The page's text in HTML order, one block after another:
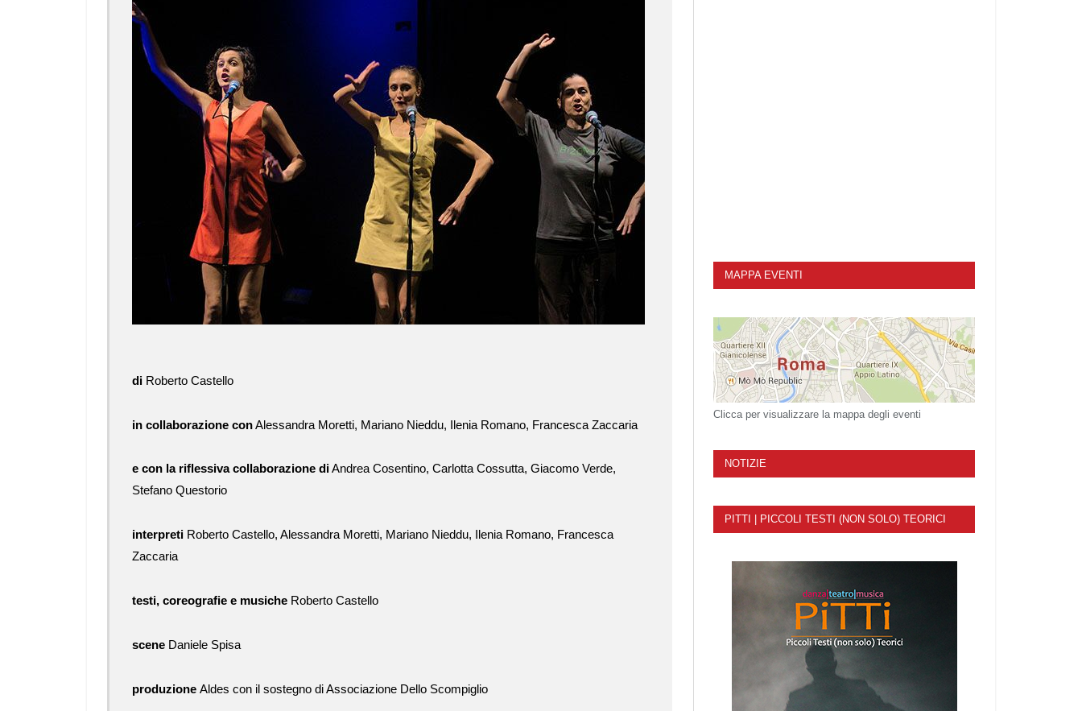
di Roberto Castello
in collaborazione conAlessandra Moretti, Mariano Nieddu, Ilenia Romano, Francesca Zaccaria
e con la riflessiva collaborazione diAndrea Cosentino, Carlotta Cossutta, Giacomo Verde,
Stefano Questorio
interpretiRoberto Castello, Alessandra Moretti, Mariano Nieddu, Ilenia Romano, Francesca
Zaccaria
testi, coreografie e musicheRoberto Castello
sceneDaniele Spisa
produzione Aldes con il sostegno di Associazione Dello Scompiglio
MAPPA EVENTI
Clicca per visualizzare la mappa degli eventi
NOTIZIE
PITTI | PICCOLI TESTI (NON SOLO) TEORICI